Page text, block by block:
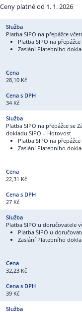
Ceny platné od 1. 1. 2026
Platba SIPO na přepážce
Platba SIPO na
Zaslání Platebního
28,10 Kč
34 Kč
Platba SIPO na přepážce se
dokladu SIPO – Hotovost
Platba SIPO na
Zaslání Platebního
22,31 Kč
27 Kč
Platba SIPO u doručovatele
Platba SIPO u
Zaslání Platebního
32,23 Kč
39 Kč